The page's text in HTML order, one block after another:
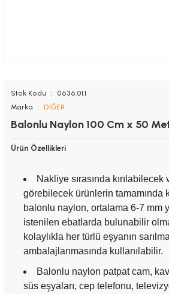
Stok Kodu
0636.01.1
Marka
DİĞER
Balonlu Naylon 100 Cm x 50
Ürün Özellikleri
Nakliye sırasında kırılabilecek
görebilecek ürünlerin tamamında
balonlu naylon, ortalama 6-7 mm
istenilen ebatlarda bulunabilir
kolaylıkla her türlü eşyanın
ambalajlanmasında kullanılabilir.
Balonlu naylon patpat cam,
süs eşyaları, cep telefonu,